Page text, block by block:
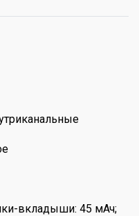
вкладыши: 45 мАч;